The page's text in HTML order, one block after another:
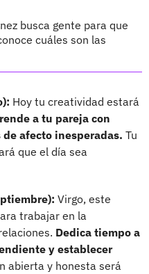
busca gente para que
cuáles son las
Hoy tu creatividad estará
a tu pareja con
afecto inesperadas. Tu
que el día sea
Virgo, este
trabajar en la
Dedica tiempo a
y establecer
abierta y honesta será